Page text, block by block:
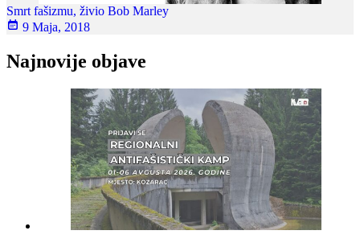
Smrt fašizmu, živio Bob Marley
9 Maja, 2018
Najnovije objave